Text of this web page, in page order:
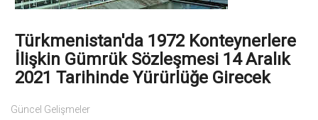
Türkmenistan'da 1972 Konteynerlere
İlişkin Gümrük Sözleşmesi 14 Aralık
2021 Tarihinde Yürürlüğe Girecek
Güncel Gelişmeler